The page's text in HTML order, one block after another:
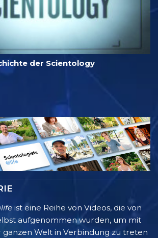
der Scientology
ist eine Reihe von Videos, die von
aufgenommen wurden, um mit
Welt in Verbindung zu treten